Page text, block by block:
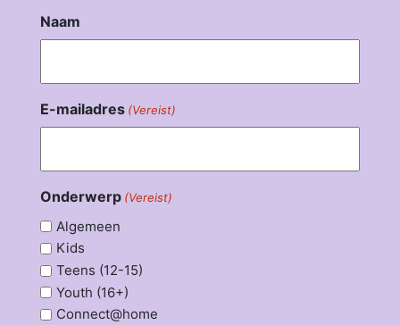
Naam
E-mailadres (Vereist)
Onderwerp (Vereist)
Algemeen
Kids
Teens (12-15)
Youth (16+)
Connect@home